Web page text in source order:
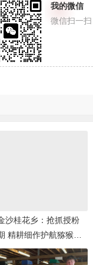
我的微信
微信扫一扫
沙桂花乡：抢抓授粉
精耕细作护航猕猴桃